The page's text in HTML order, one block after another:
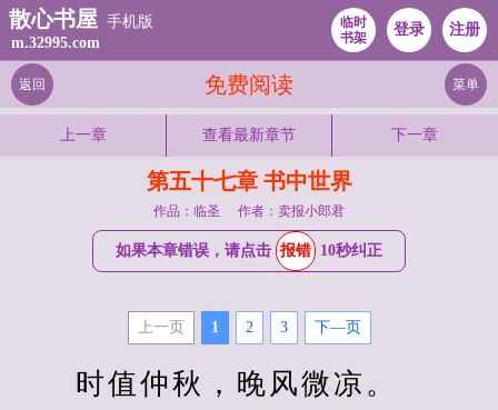
散心书屋 手机版
m.32995.com
临时
书架
登录 注册
免费阅读
返回 菜单
上一章 查看最新章节 下一章
第五十七章 书中世界
作品：临圣 作者：卖报小郎君
如果本章错误，请点击 报错 10秒纠正
上一页 1 2 3 下—页
时值仲秋，晚风微凉。